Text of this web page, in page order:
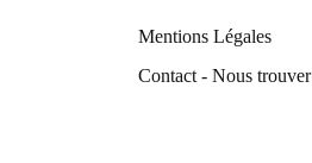
Mentions Légales
Contact - Nous trouver